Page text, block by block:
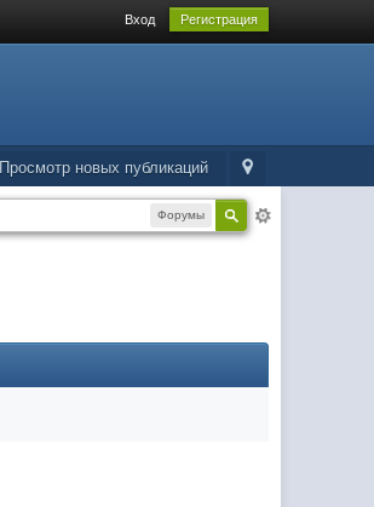
Вход Регистрация
Просмотр новых публикаций
Форумы